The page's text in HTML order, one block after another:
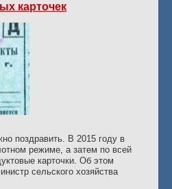
карточек
поздравить. В 2015 году в
режиме, а затем по всей
карточки. Об этом
сельского хозяйства